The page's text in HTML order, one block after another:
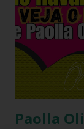
acessíveis que
que esse look
Top preto, por
brasileiro e
Brook com
Paolla